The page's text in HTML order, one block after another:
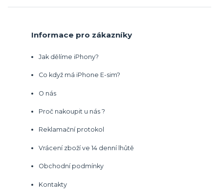
Informace pro zákazníky
Jak dělíme iPhony?
Co když má iPhone E-sim?
O nás
Proč nakoupit u nás ?
Reklamační protokol
Vrácení zboží ve 14 denní lhůtě
Obchodní podmínky
Kontakty